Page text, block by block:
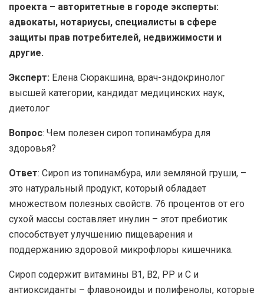
проекта – авторитетные в городе эксперты:
адвокаты, нотариусы, специалисты в сфере
защиты прав потребителей, недвижимости и
другие.
Эксперт: Елена Сюракшина, врач-эндокринолог
высшей категории, кандидат медицинских наук,
диетолог
Вопрос: Чем полезен сироп топинамбура для
здоровья?
Ответ: Сироп из топинамбура, или земляной груши, –
это натуральный продукт, который обладает
множеством полезных свойств. 76 процентов от его
сухой массы составляет инулин – этот пребиотик
способствует улучшению пищеварения и
поддержанию здоровой микрофлоры кишечника.
Сироп содержит витамины В1, В2, РР и С и
антиоксиданты – флавоноиды и полифенолы, которые